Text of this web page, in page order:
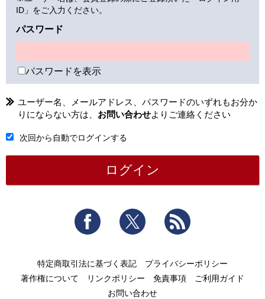
ID」をご入力ください。
パスワード
パスワードを表示
ユーザー名、メールアドレス、パスワードのいずれもお分か
りにならない方は、 お問い合わせよりご連絡ください
次回から自動でログインする
Facebook Twitter
特定商取引法に基づく表記
プライバシーポリシー
著作権について
リンクポリシー 免責事項
ご利用ガイド
お問い合わせ